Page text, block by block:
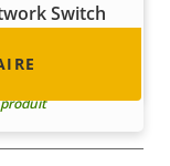
Switch